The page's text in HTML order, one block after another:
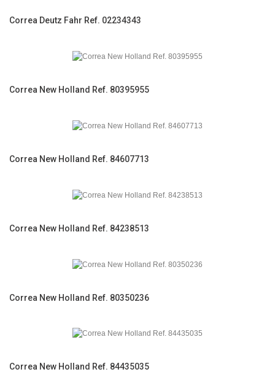
Correa Deutz Fahr Ref. 02234343
Correa New Holland Ref. 80395955
Correa New Holland Ref. 84607713
Correa New Holland Ref. 84238513
Correa New Holland Ref. 80350236
Correa New Holland Ref. 84435035